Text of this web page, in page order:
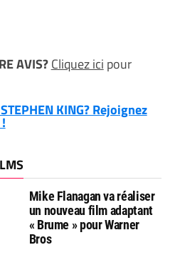
AVIS?Cliquez ici pour
KING? Rejoignez
Mike Flanagan va réaliser
un nouveau film adaptant
« Brume » pour Warner
Bros